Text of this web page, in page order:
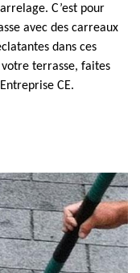
C’est pour
avec des carreaux
dans ces
terrasse, faites
CE.